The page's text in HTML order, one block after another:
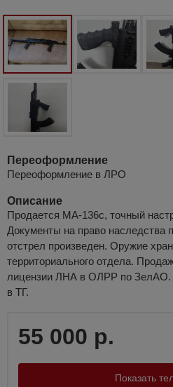
Переоформление
Переоформление в ЛРО
Описание
Продается МА-136с, точный
Документы на право наследства
отстрел произведен. Оружие
территориального отдела.
лицензии ЛНА в ОЛРР по ЗелАО.
в ТГ.
55 000 р.
Показать